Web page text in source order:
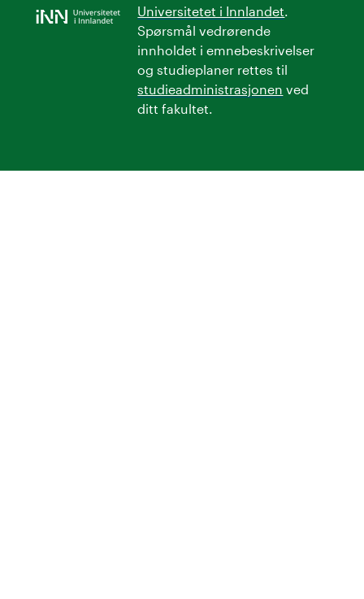
Universitetet i Innlandet
Spørsmål vedrørende
innholdet i emnebeskrivelser
og studieplaner rettes til
studieadministrasjonen ved
ditt fakultet.